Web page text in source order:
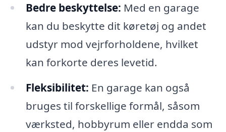
Bedre beskyttelse: Med en garage
kan du beskytte dit køretøj og andet
udstyr mod vejrforholdene, hvilket
kan forkorte deres levetid.
Fleksibilitet: En garage kan også
bruges til forskellige formål, såsom
værksted, hobbyrum eller endda som